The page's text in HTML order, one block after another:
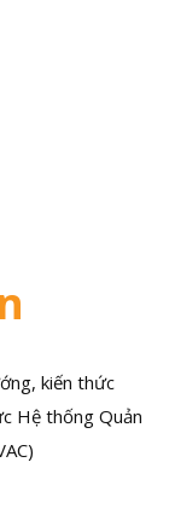
kiến thức
Hệ thống Quản